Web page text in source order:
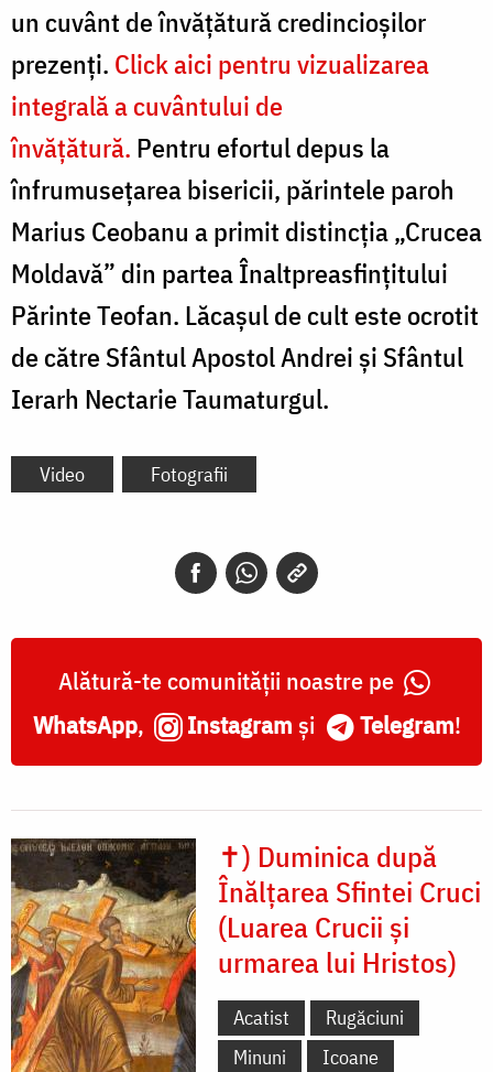
un cuvânt de învățătură credincioșilor
prezenți. Click aici pentru vizualizarea
integrală a cuvântului de
învățătură. Pentru efortul depus la
înfrumusețarea bisericii, părintele paroh
Marius Ceobanu a primit distincția „Crucea
Moldavă” din partea Înaltpreasfințitului
Părinte Teofan. Lăcașul de cult este ocrotit
de către Sfântul Apostol Andrei și Sfântul
Ierarh Nectarie Taumaturgul.
Video Fotografii
Alătură-te comunității noastre pe
WhatsApp, Instagram și Telegram!
✝) Duminica după
Înălțarea Sfintei Cruci
(Luarea Crucii și
urmarea lui Hristos)
Acatist
Rugăciuni
Minuni
Icoane